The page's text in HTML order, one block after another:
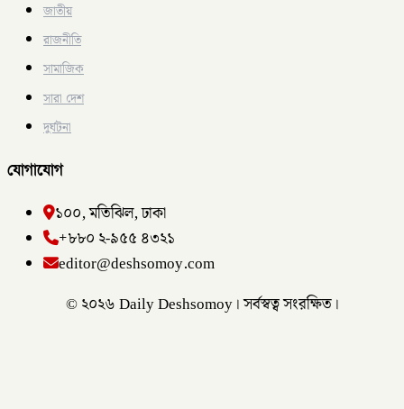
জাতীয়
রাজনীতি
সামাজিক
সারা দেশ
দুর্ঘটনা
যোগাযোগ
১০০, মতিঝিল, ঢাকা
+৮৮০ ২-৯৫৫ ৪৩২১
editor@deshsomoy.com
© ২০২৬ Daily Deshsomoy। সর্বস্বত্ব সংরক্ষিত।